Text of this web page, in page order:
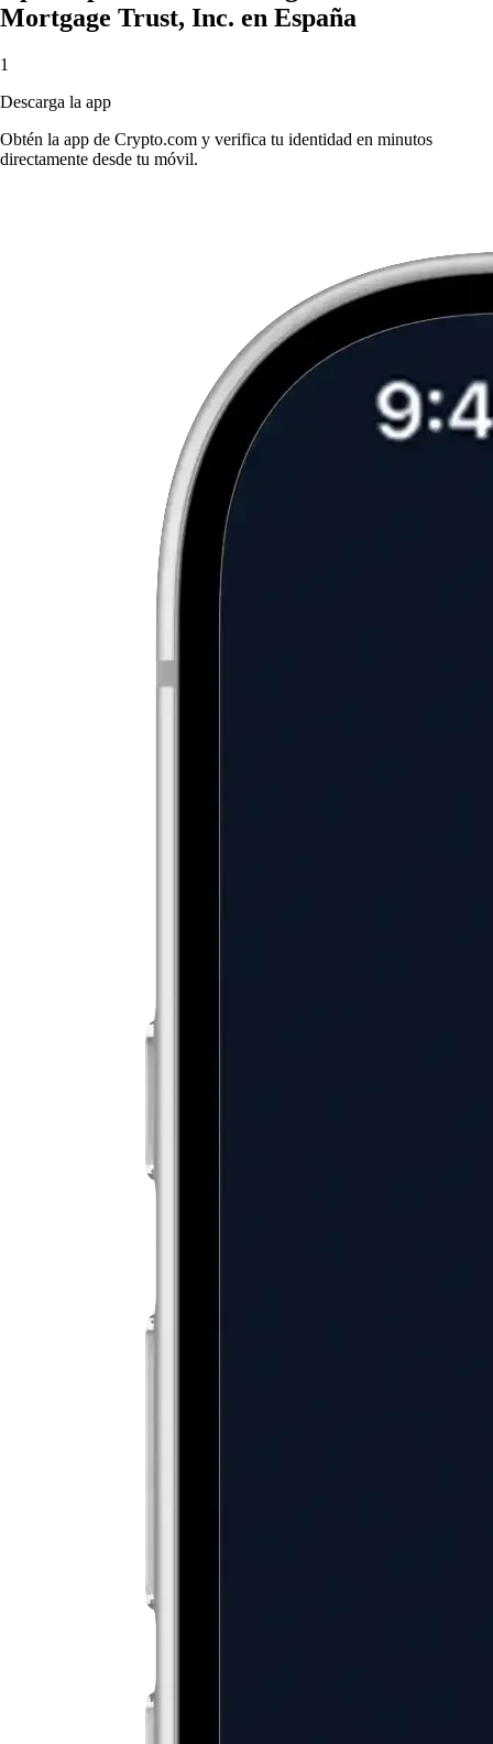
Mortgage Trust, Inc. en España
1
Descarga la app
Obtén la app de Crypto.com y verifica tu identidad en minutos
directamente desde tu móvil.